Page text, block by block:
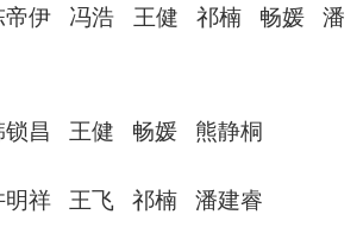
帝伊 冯浩 王健 祁楠 畅媛
潘
昌 王健 畅媛 熊静桐
明祥 王飞 祁楠 潘建睿